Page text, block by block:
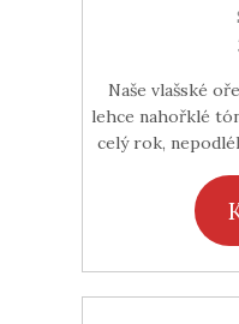
Naše vlašské
lehce nahořklé
celý rok,